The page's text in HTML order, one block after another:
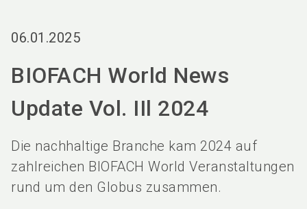
06.01.2025
BIOFACH World News
Update Vol. IIl 2024
Die nachhaltige Branche kam 2024 auf
zahlreichen BIOFACH World Veranstaltungen
rund um den Globus zusammen.